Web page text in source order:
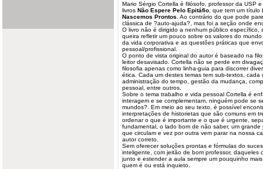
Mario Sérgio Cortella é filósofo, professor da USP
livros Não Espere Pelo Epitáfio , que tem um
Nascemos Prontos . Ao contrário do que pode
clássica de ?auto-ajuda?, mas foi a seção onde
O livro não é dirigido a nenhum público específico,
queira refletir um pouco sobre os valores do
da vida corporativa e as questões práticas que
pessoal/profissional.
O ponto de vista original do autor é baseado na
leitor desavisado. Cortella não se perde em
filosofia apenas como linha-guia para discorrer
ética . Cada um destes temas tem sub-textos,
administração do tempo, gestão da mudança,
pessoal, entre outros.
Sobre o tema trabalho e vida pessoal Cortella é
interagem e se complementam, ninguém pode se
mundos?. Em meio ao seu texto, é possível
interpretações de historietas que são comuns em
ordenar o que é importante e o que é urgente,
fundamental, o lado bom de não saber, um
que circulam e vez por outra vem parar na nossa
autor correto.
Sem oferecer soluções prontas e fórmulas do
inteligente, com jeitão de bom professor, daqueles
junto e estender a aula sempre um pouquinho
quem é ou está inquieto.